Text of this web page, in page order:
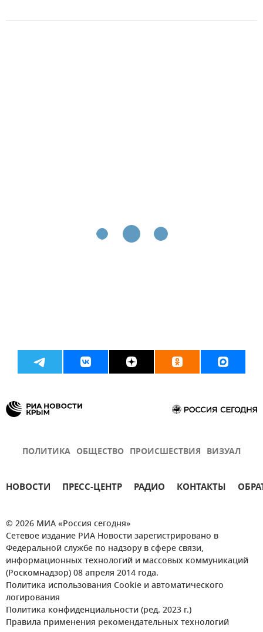
ПОЛИТИКА ОБЩЕСТВО ПРОИСШЕСТВИЯ ВИЗУАЛ
НОВОСТИ ПРЕСС-ЦЕНТР РАДИО КОНТАКТЫ
© 2026 МИА «Россия сегодня»
Сетевое издание РИА Новости зарегистрировано в
Федеральной службе по надзору в сфере связи,
информационных технологий и массовых коммуникаций
(Роскомнадзор) 08 апреля 2014 года.
Политика использования Cookie и автоматического
логирования
Политика конфиденциальности (ред. 2023 г.)
Правила применения рекомендательных технологий